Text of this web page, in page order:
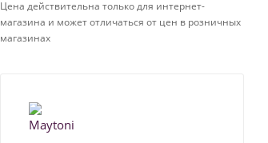
Цена действительна только для интернет-
магазина и может отличаться от цен в розничных
магазинах